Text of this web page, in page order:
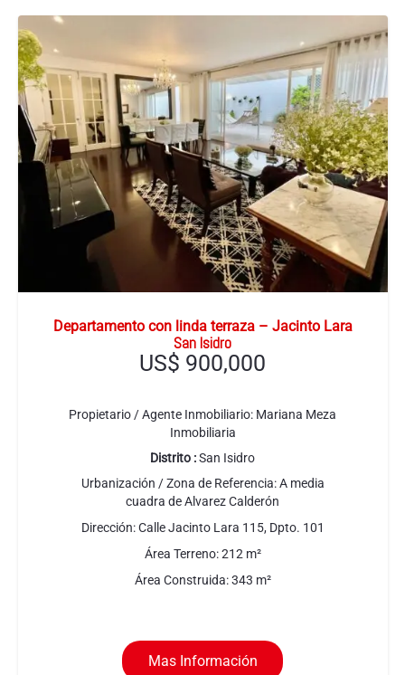
Departamento con linda terraza – Jacinto Lara
San Isidro
US$ 900,000
Propietario / Agente Inmobiliario: Mariana Meza
Inmobiliaria
Distrito :San Isidro
Urbanización / Zona de Referencia:A media
cuadra de Alvarez Calderón
Dirección:Calle Jacinto Lara 115, Dpto. 101
Área Terreno:212 m²
Área Construida:343 m²
Mas Información